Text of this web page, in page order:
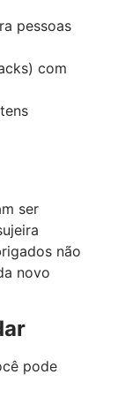
pessoas
com
ser
não
novo
pode